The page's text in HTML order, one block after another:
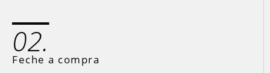
02.
Feche a compra